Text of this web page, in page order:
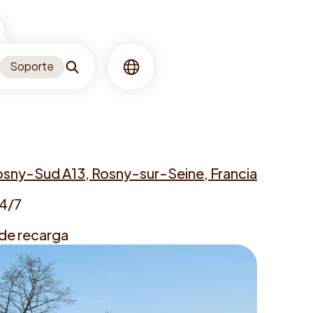
Soporte Buscar Idioma
Sud A13, Rosny-sur-Seine, Francia
7
recarga